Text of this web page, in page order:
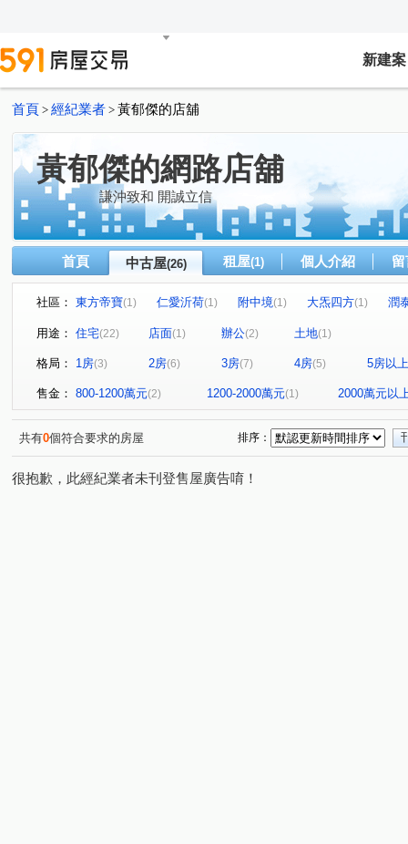
新建案
首頁 > 經紀業者 > 黃郁傑的店舖
黃郁傑的網路店舖
謙沖致和 開誠立信
首頁 中古屋(26) 租屋(1) 個人介紹
社區： 東方帝寶(1) 仁愛沂荷(1) 附中境(1) 大炁四方(1)
潤
璞真仰心
敦南自在
仁愛新城乙基地(1) 富享榮華(1) 方念拾山(1) 瑪陵坑段
大安路一段(1) (1) 信義路三段(1) 松勤街(1)
林森北路(1) 松江路(1) 信義路四段(1) 杭州南路一段(3)
明志路三段(1) 大安路二段(1) 忠孝東路三段
仁愛路二段(1) 民權東路六段(1) 仁愛路四段(1) 吳興街
新生南路一段(1) 青田街(1)
用途： 住宅(22) 店面(1) 辦公(2) 土地(1)
格局： 1房(3) 2房(6) 3房(7) 4房(5) 5房以上
售金： 800-1200萬元(2) 1200-2000萬元(1) 2000萬元以
共有0個符合要求的房屋 排序：
很抱歉，此經紀業者未刊登售屋廣告唷！